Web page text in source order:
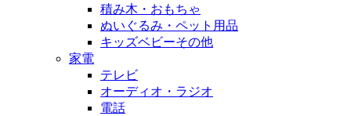
積み木・おもちゃ
ぬいぐるみ・ペット用品
キッズベビーその他
家電
テレビ
オーディオ・ラジオ
電話